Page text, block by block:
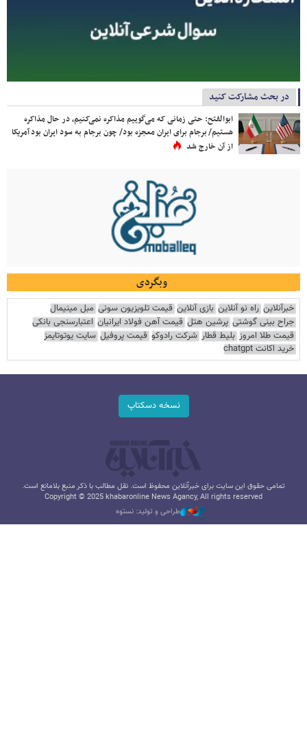
در بحث مشارکت کنید
ابوالفتح: حتی زمانی که می‌گوییم مذاکره نمی‌کنیم، در حال مذاکره
هستیم/ برجام برای ایران معجزه بود/ چون برجام به سود ایران بود آمریکا
از آن خارج شد
وبگردی
خبرآنلاین راه نو آنلاین بازی آنلاین قیمت تلویزیون سونی مبل مینیمال
جراح بینی گوشتی پرشین هتل قیمت آهن فولاد ایرانیان اعتبارسنجی بانکی
قیمت طلا امروز بلیط قطار شرکت رادوکو قیمت پروفیل سایت یوتوتایمز
خرید اکانت chatgpt
نسخه دسکتاپ
تمامی حقوق این سایت برای خبرآنلاین محفوظ است. نقل مطالب با ذکر منبع بلامانع است.
Copyright © 2025 khabaronline News Agancy, All rights reserved
طراحی و تولید: نستوه